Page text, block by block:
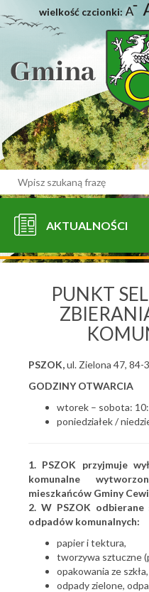
wielkość czcionki:
AKTUALNOŚCI
PUNKT
PSZOK,ul. Zielona 47, 84-
GODZINY OTWARCIA
wtorek – sobota:
poniedziałek /
1. PSZOK przyjmuje
komunalne
mieszkańców Gminy
2. W PSZOK
odpadów komunalnych:
papier i tektura,
tworzywa sztuczne
opakowania ze szkła,
odpady zielone,
[interaktywna-mapa]